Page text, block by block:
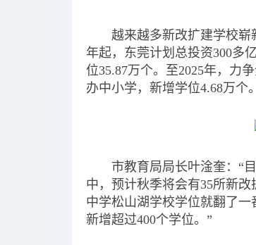
越来越多新改扩建学校崭
年起，东莞计划总投资300多
位35.87万个。至2025年，力
办中小学，新增学位4.68万个。
市教育局局长叶淦奎：“
中，预计秋季将会有35所新
中学松山湖学校学位就翻了
新增超过400个学位。”